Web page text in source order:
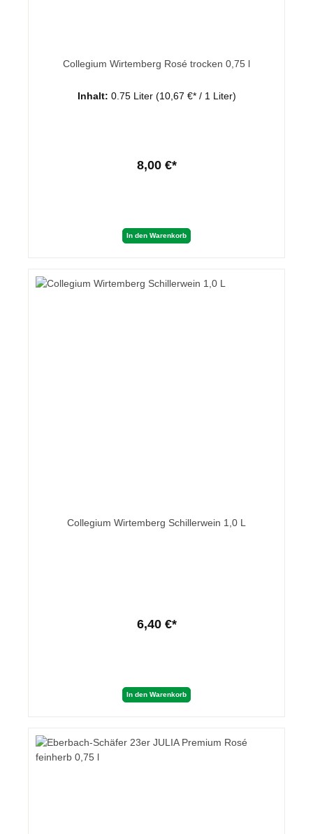
Collegium Wirtemberg Rosé trocken 0,75 l
Inhalt: 0.75 Liter (10,67 €* / 1 Liter)
8,00 €*
In den Warenkorb
Collegium Wirtemberg Schillerwein 1,0 L
6,40 €*
In den Warenkorb